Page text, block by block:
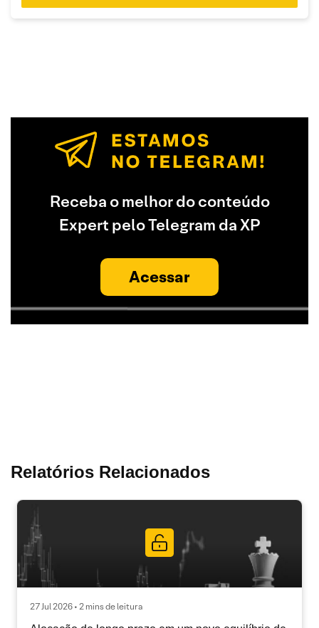
Receba o melhor do conteúdo
Expert pelo Telegram da XP
Acessar
Relatórios Relacionados
27 Jul 2026 • 2 mins de leitura